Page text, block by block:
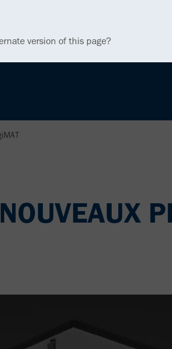
version of this page?